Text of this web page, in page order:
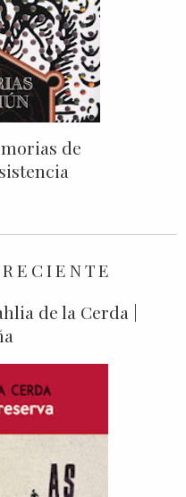
de
de la Cerda |